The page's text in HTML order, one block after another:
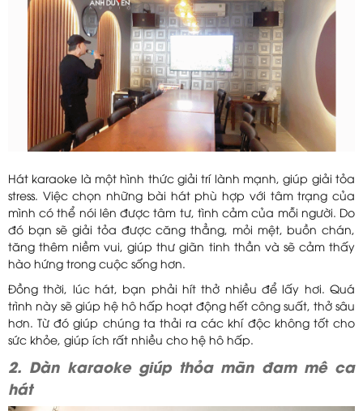
Hát karaoke là một hình thức giải trí lành mạnh, giúp giải tỏa
stress. Việc chọn những bài hát phù hợp với tâm trạng của
mình có thể nói lên được tâm tư, tình cảm của mỗi người. Do
đó bạn sẽ giải tỏa được căng thẳng, mỏi mệt, buồn chán,
tăng thêm niềm vui, giúp thư giãn tinh thần và sẽ cảm thấy
hào hứng trong cuộc sống hơn.
Đồng thời, lúc hát, bạn phải hít thở nhiều để lấy hơi. Quá
trình này sẽ giúp hệ hô hấp hoạt động hết công suất, thở sâu
hơn. Từ đó giúp chúng ta thải ra các khí độc không tốt cho
sức khỏe, giúp ích rất nhiều cho hệ hô hấp.
2. Dàn karaoke giúp thỏa mãn đam mê ca
hát